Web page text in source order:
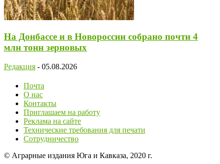
На Донбассе и в Новороссии собрано почти 4
млн тонн зерновых
Редакция - 05.08.2026
Почта
О нас
Контакты
Приглашаем на работу
Реклама на сайте
Технические требования для печати
Сотрудничество
© Аграрные издания Юга и Кавказа, 2020 г.